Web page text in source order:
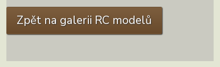
Zpět na galerii RC modelů